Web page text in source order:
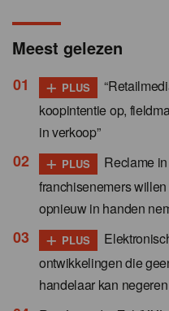
Meest gelezen
+ PLUS
koopintentie op,
in verkoop”
+ PLUS
Reclame
franchisenemers
opnieuw in handen
+ PLUS
ontwikkelingen die
handelaar kan negeren